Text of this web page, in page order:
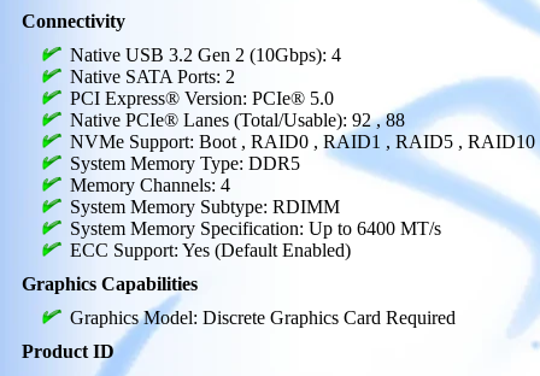
Connectivity
Native USB 3.2 Gen 2 (10Gbps): 4
Native SATA Ports: 2
PCI Express® Version: PCIe® 5.0
Native PCIe® Lanes (Total/Usable): 92 , 88
NVMe Support: Boot , RAID0 , RAID1 , RAID5 , RAID10
System Memory Type: DDR5
Memory Channels: 4
System Memory Subtype: RDIMM
System Memory Specification: Up to 6400 MT/s
ECC Support: Yes (Default Enabled)
Graphics Capabilities
Graphics Model: Discrete Graphics Card Required
Product ID